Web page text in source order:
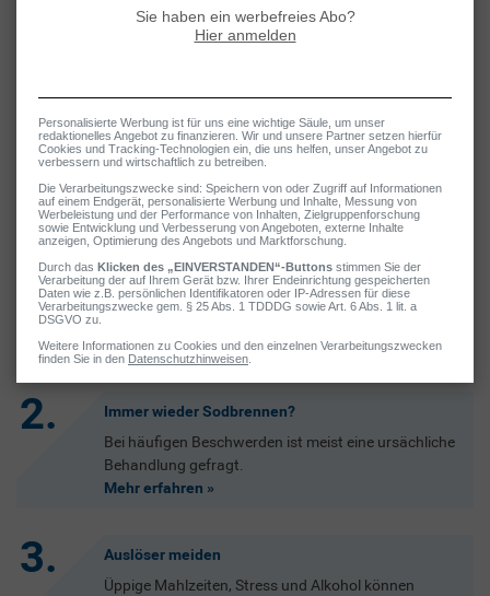
Die besten Tipps gegen Sodbrennen
Mehr erfahren
Was jetzt wichtig ist
Schnell aktiv werden
Akute Symptome lassen sich durch Medikamente
Mehr erfahrens
Immer wieder Sodbrennen?
Bei häufigen Beschwerden ist meist eine ursächliche
Behandlung gefragt.
Mehr erfahren
Auslöser meiden
Üppige Mahlzeiten, Stress und Alkohol können